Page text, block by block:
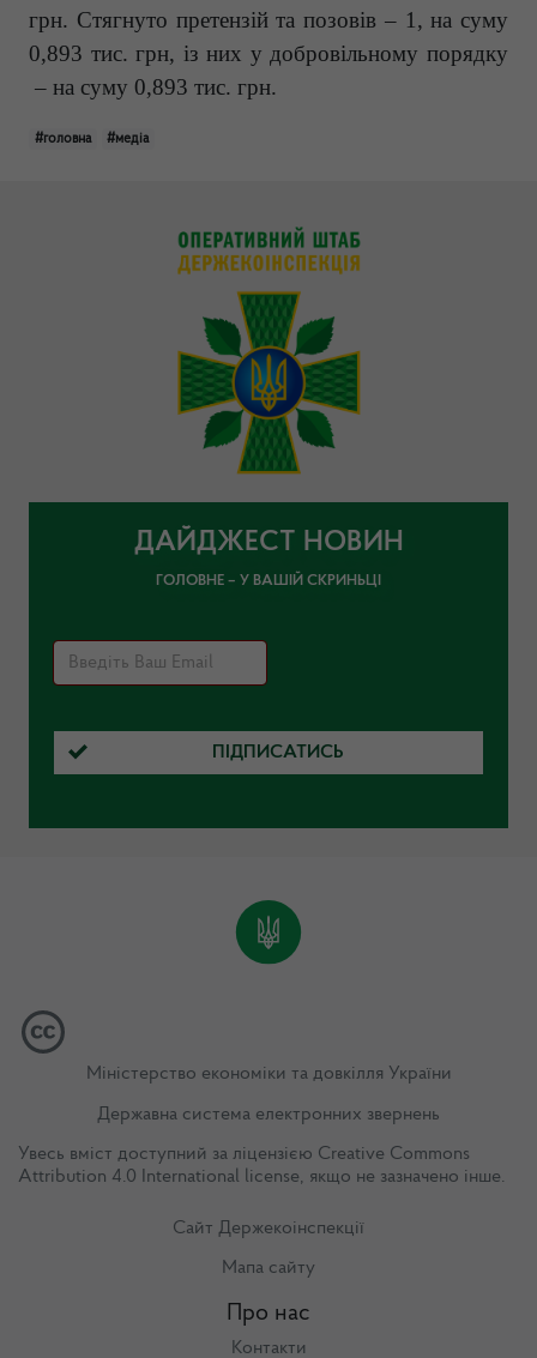
грн. Стягнуто претензій та позовів – 1, на суму
0,893 тис. грн, із них у добровільному порядку
– на суму 0,893 тис. грн.
#головна #медіа
ДАЙДЖЕСТ НОВИН
ГОЛОВНЕ – У ВАШІЙ СКРИНЬЦІ
ПІДПИСАТИСЬ
Міністерство економіки та довкілля України
Державна система електронних звернень
Увесь вміст доступний за ліцензією Creative Commons
Attribution 4.0 International license, якщо не зазначено інше.
Сайт Держекоінспекції
Мапа сайту
Про нас
Контакти